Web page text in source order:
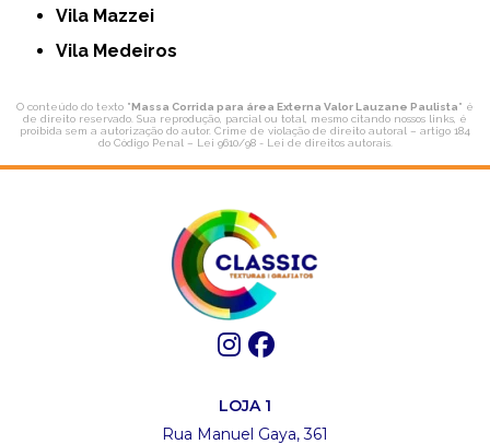
Vila Mazzei
Vila Medeiros
O conteúdo do texto "Massa Corrida para área Externa Valor Lauzane Paulista" é
de direito reservado. Sua reprodução, parcial ou total, mesmo citando nossos links, é
proibida sem a autorização do autor. Crime de violação de direito autoral – artigo 184
do Código Penal – Lei 9610/98 - Lei de direitos autorais.
LOJA 1
Rua Manuel Gaya, 361